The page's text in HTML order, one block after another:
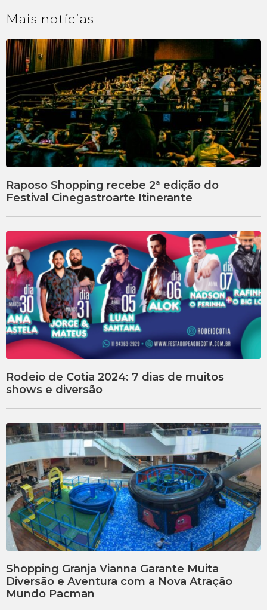
Mais notícias
Raposo Shopping recebe 2ª edição do
Festival Cinegastroarte Itinerante
Rodeio de Cotia 2024: 7 dias de muitos
shows e diversão
Shopping Granja Vianna Garante Muita
Diversão e Aventura com a Nova Atração
Mundo Pacman